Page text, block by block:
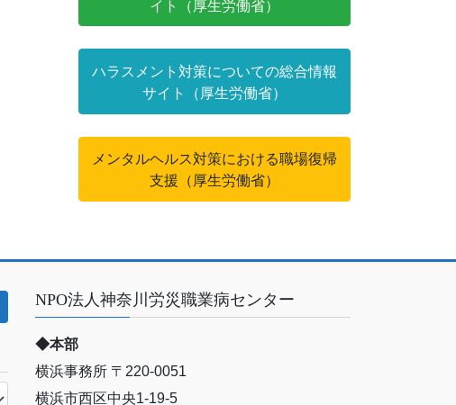
イト（厚生労働省）
ハラスメント対策についての総合情報
サイト（厚生労働省）
メンタルヘルス対策における職場復帰
支援（厚生労働省）
NPO法人神奈川労災職業病センター
◆本部
横浜事務所 〒220-0051
横浜市西区中央1-19-5